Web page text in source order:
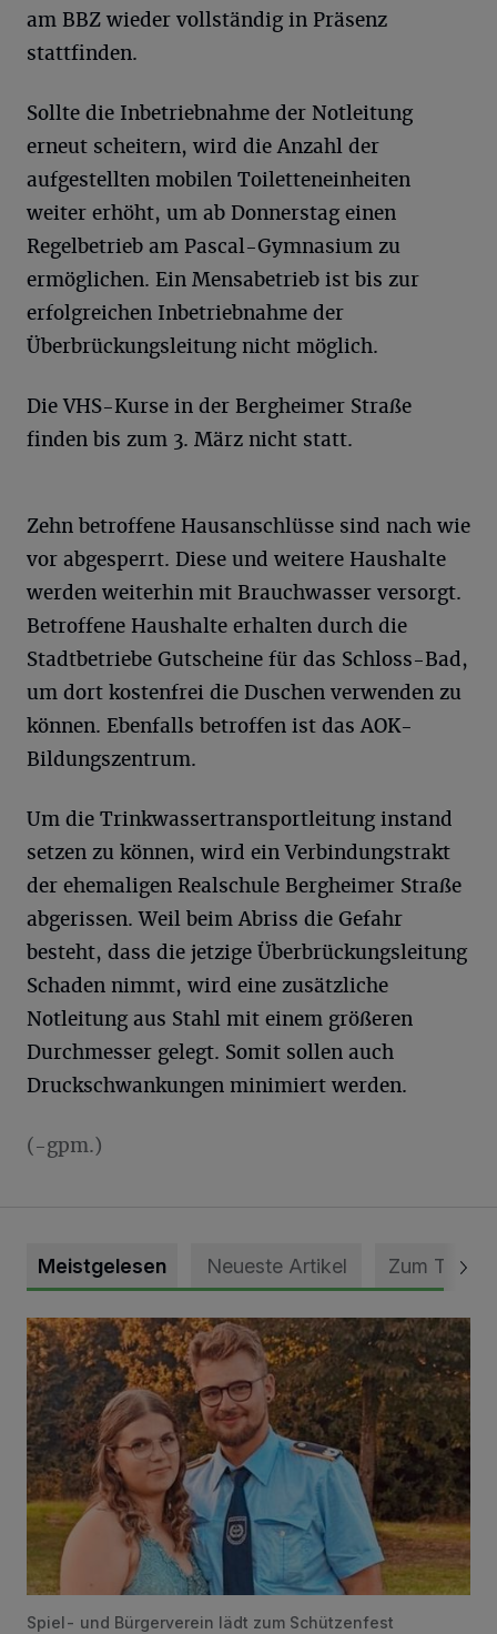
am BBZ wieder vollständig in Präsenz
stattfinden.
Sollte die Inbetriebnahme der Notleitung
erneut scheitern, wird die Anzahl der
aufgestellten mobilen Toiletteneinheiten
weiter erhöht, um ab Donnerstag einen
Regelbetrieb am Pascal-Gymnasium zu
ermöglichen. Ein Mensabetrieb ist bis zur
erfolgreichen Inbetriebnahme der
Überbrückungsleitung nicht möglich.
Die VHS-Kurse in der Bergheimer Straße
finden bis zum 3. März nicht statt.
Zehn betroffene Hausanschlüsse sind nach wie
vor abgesperrt. Diese und weitere Haushalte
werden weiterhin mit Brauchwasser versorgt.
Betroffene Haushalte erhalten durch die
Stadtbetriebe Gutscheine für das Schloss-Bad,
um dort kostenfrei die Duschen verwenden zu
können. Ebenfalls betroffen ist das AOK-
Bildungszentrum.
Um die Trinkwassertransportleitung instand
setzen zu können, wird ein Verbindungstrakt
der ehemaligen Realschule Bergheimer Straße
abgerissen. Weil beim Abriss die Gefahr
besteht, dass die jetzige Überbrückungsleitung
Schaden nimmt, wird eine zusätzliche
Notleitung aus Stahl mit einem größeren
Durchmesser gelegt. Somit sollen auch
Druckschwankungen minimiert werden.
(-gpm.)
Meistgelesen Neueste Artikel Zum Thema
Mit Herzblut die Gemeinschaft leben
Spiel- und Bürgerverein lädt zum Schützenfest